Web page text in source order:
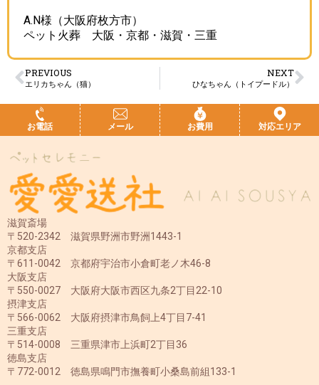
A.N様（大阪府枚方市）
ペット火葬 大阪・京都・滋賀・三重
PREVIOUS
エリカちゃん（猫）
NEXT
ひなちゃん（トイプードル）
お電話 メール お費用 対応エリア
滋賀斎場
〒520-2342 滋賀県野洲市野洲1443-1
京都支店
〒611-0042 京都府宇治市小倉町老ノ木46-8
大阪支店
〒550-0027 大阪府大阪市西区九条2丁目22-10
摂津支店
〒566-0062 大阪府摂津市鳥飼上4丁目7-41
三重支店
〒514-0008 三重県津市上浜町2丁目36
徳島支店
〒772-0012 徳島県鳴門市撫養町小桑島前組133-1